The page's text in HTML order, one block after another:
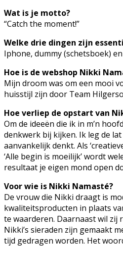
Wat is je motto?
“Catch the moment!”
Welke drie dingen zijn
Iphone, dummy (schetsboek)
Hoe is de webshop Nikki
Mijn droom was om een mooi
huisstijl zijn door Team
Hoe verliep de opstart van
Om de ideeën die ik in m’n
denkwerk bij kijken. Ik leg de
aanvankelijk denkt. Als
‘Alle begin is moeilijk’ wordt
resultaat je eigen mond open
Voor wie is Nikki Namasté?
De vrouw die Nikki draagt ​​is
kwaliteitsproducten in plaats
te waarderen. Daarnaast wil
Nikki’s sieraden zijn gemaakt
tijd gedragen worden. Het